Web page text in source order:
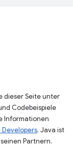
dieser Seite unter
Codebeispiele
Informationen
. Java ist
Partnern.